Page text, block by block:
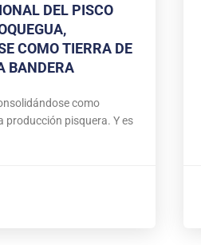
DEL PISCO
COMO TIERRA DE
BANDERA
como
producción pisquera. Y es